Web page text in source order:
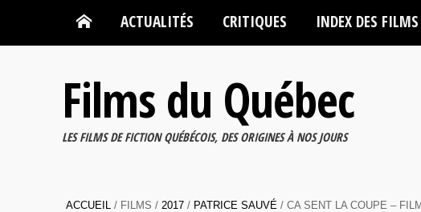
ACTUALITÉS CRITIQUES INDEX DES FILMS
Films du Québec
LES FILMS DE FICTION QUÉBÉCOIS, DES ORIGINES À NOS JOURS
ACCUEIL / FILMS / 2017 / PATRICE SAUVÉ / CA SENT LA COUPE –